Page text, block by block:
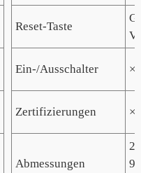
Reset-Taste
Ein-/Ausschalter
Zertifizierungen
Abmessungen